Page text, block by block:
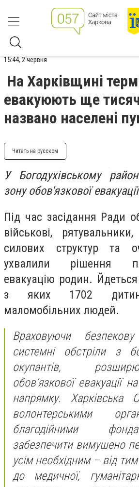
15:44, 2 червня
На Харківщині
евакуюють ще
названо населені
Читать на русском
У Богодухівському
зону обов'язкової
Під час засідання Ради
військові,
силових структур та
ухвалили рішення
евакуацію родин.
з яких 1702
маломобільних людей.
Враховуючи
системні обстріли з
окупантів,
обов’язкової евакуації
напрямку. Харківська
волонтерськими
благодійними
забезпечити вимушено
усім необхідним – від
до медичної,